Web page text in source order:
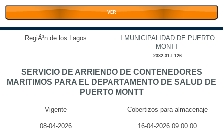
VER
RegiÃ³n de los Lagos
I MUNICIPALIDAD DE PUERTO
MONTT
2332-31-L126
SERVICIO DE ARRIENDO DE CONTENEDORES
MARITIMOS PARA EL DEPARTAMENTO DE SALUD DE
PUERTO MONTT
Vigente Cobertizos para almacenaje
08-04-2026 16-04-2026 09:00:00